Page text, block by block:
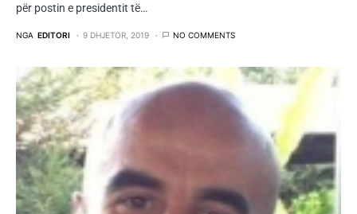
për postin e presidentit të…
NGA EDITORI 9 DHJETOR, 2019 NO COMMENTS